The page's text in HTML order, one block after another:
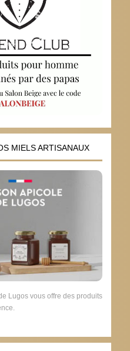
MIELS ARTISANAUX
Lugos vous offre des produits